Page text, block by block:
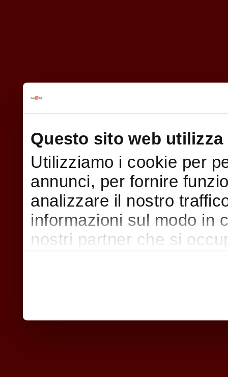
Questo sito web utilizza
Utilizziamo i cookie per
annunci, per fornire
analizzare il nostro
informazioni sul modo in
nostri partner che si
nostri cookie se